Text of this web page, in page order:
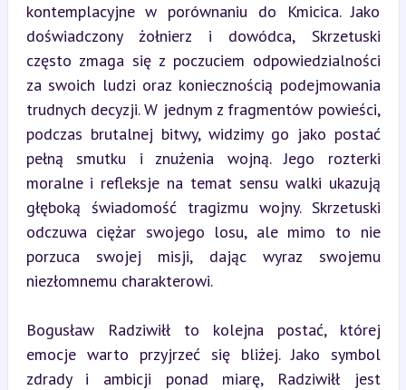
kontemplacyjne w porównaniu do Kmicica. Jako
doświadczony żołnierz i dowódca, Skrzetuski
często zmaga się z poczuciem odpowiedzialności
za swoich ludzi oraz koniecznością podejmowania
trudnych decyzji. W jednym z fragmentów powieści,
podczas brutalnej bitwy, widzimy go jako postać
pełną smutku i znużenia wojną. Jego rozterki
moralne i refleksje na temat sensu walki ukazują
głęboką świadomość tragizmu wojny. Skrzetuski
odczuwa ciężar swojego losu, ale mimo to nie
porzuca swojej misji, dając wyraz swojemu
niezłomnemu charakterowi.
Bogusław Radziwiłł to kolejna postać, której
emocje warto przyjrzeć się bliżej. Jako symbol
zdrady i ambicji ponad miarę, Radziwiłł jest